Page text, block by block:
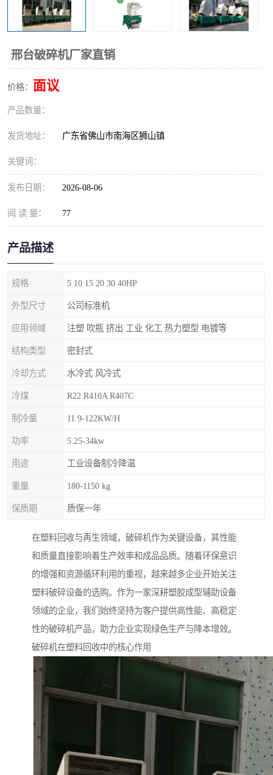
邢台破碎机厂家直销
价格： 面议
产品数量：
发货地址： 广东省佛山市南海区狮山镇
关键词：
发布日期： 2026-08-06
阅 读 量： 77
产品描述
规格 5 10 15 20 30 40HP
外型尺寸 公司标准机
应用领域 注塑 吹瓶 挤出 工业 化工 热力塑型 电镀等
结构类型 密封式
冷却方式 水冷式 风冷式
冷煤 R22 R410A R407C
制冷量 11.9-122KW/H
功率 5.25-34kw
用途 工业设备制冷降温
重量 180-1150 kg
保质期 质保一年
在塑料回收与再生领域，破碎机作为关键设备，其性能
和质量直接影响着生产效率和成品品质。随着环保意识
的增强和资源循环利用的重视，越来越多企业开始关注
塑料破碎设备的选购。作为一家深耕塑胶成型辅助设备
领域的企业，我们始终坚持为客户提供高性能、高稳定
性的破碎机产品，助力企业实现绿色生产与降本增效。
破碎机在塑料回收中的核心作用